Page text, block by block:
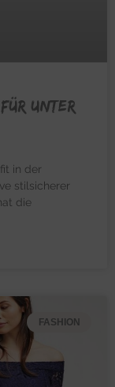
für unter
in der
stilsicherer
die
FASHION